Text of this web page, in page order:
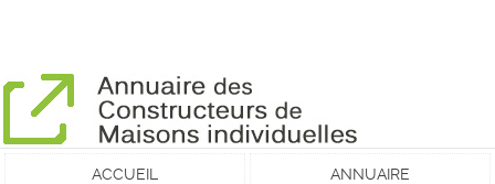
ACCUEIL ANNUAIRE